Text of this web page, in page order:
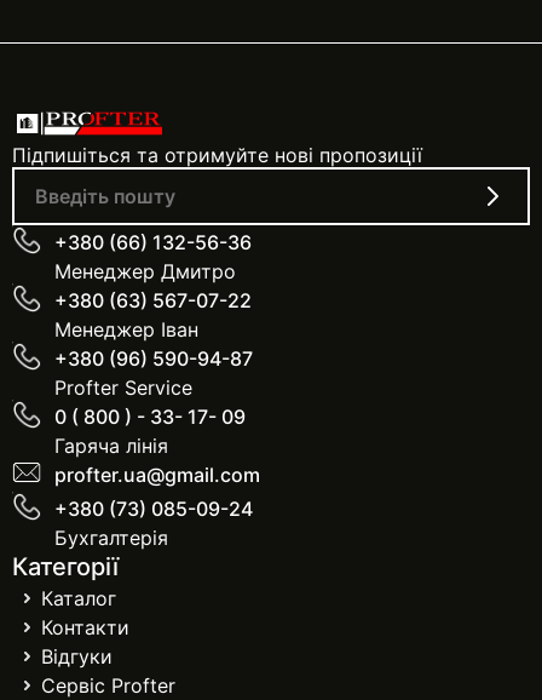
Підпишіться та отримуйте нові пропозиції
+380 (66) 132-56-36
Менеджер Дмитро
+380 (63) 567-07-22
Менеджер Іван
+380 (96) 590-94-87
Profter Service
0 ( 800 ) - 33- 17- 09
Гаряча лінія
profter.ua@gmail.com
+380 (73) 085-09-24
Бухгалтерія
Категорії
Каталог
Контакти
Відгуки
Сервіс Profter